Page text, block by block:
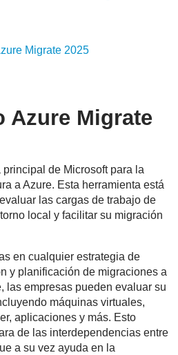
Migrate 2025
Azure Migrate
de Microsoft para la
a Azure. Esta herramienta está
las cargas de trabajo de
local y facilitar su migración
en cualquier estrategia de
y planificación de migraciones a
las empresas pueden evaluar su
máquinas virtuales,
aplicaciones y más. Esto
de las interdependencias entre
a su vez ayuda en la